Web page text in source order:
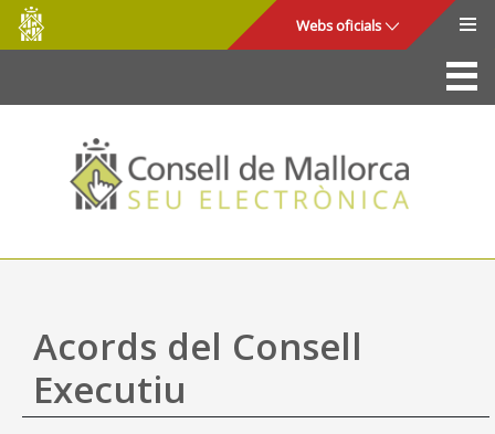
Salta al contingut principal
Consell
de
Mallorca
Webs oficials
La Seu
Consell de Mallorca
Accés i seguretat
Utilitats
Ajuda
Acords del Consell
Executiu